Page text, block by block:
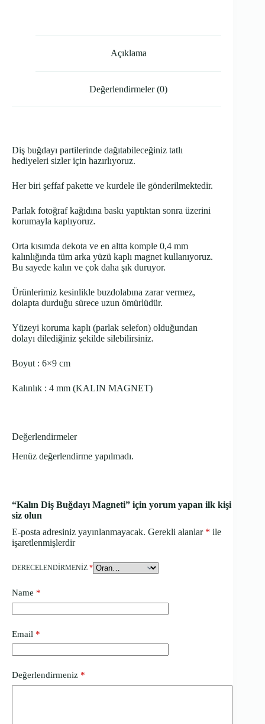
Açıklama
Değerlendirmeler (0)
Diş buğdayı partilerinde dağıtabileceğiniz tatlı
hediyeleri sizler için hazırlıyoruz.
Her biri şeffaf pakette ve kurdele ile gönderilmektedir.
Parlak fotoğraf kağıdına baskı yaptıktan sonra üzerini
korumayla kaplıyoruz.
Orta kısımda dekota ve en altta komple 0,4 mm
kalınlığında tüm arka yüzü kaplı magnet kullanıyoruz.
Bu sayede kalın ve çok daha şık duruyor.
Ürünlerimiz kesinlikle buzdolabına zarar vermez,
dolapta durduğu sürece uzun ömürlüdür.
Yüzeyi koruma kaplı (parlak selefon) olduğundan
dolayı dilediğiniz şekilde silebilirsiniz.
Boyut : 6×9 cm
Kalınlık : 4 mm (KALIN MAGNET)
Değerlendirmeler
Henüz değerlendirme yapılmadı.
“Kalın Diş Buğdayı Magneti” için yorum yapan ilk kişi
siz olun
E-posta adresiniz yayınlanmayacak. Gerekli alanlar * ile
işaretlenmişlerdir
DERECELENDIRMENIZ *
Name *
Email *
Değerlendirmeniz *